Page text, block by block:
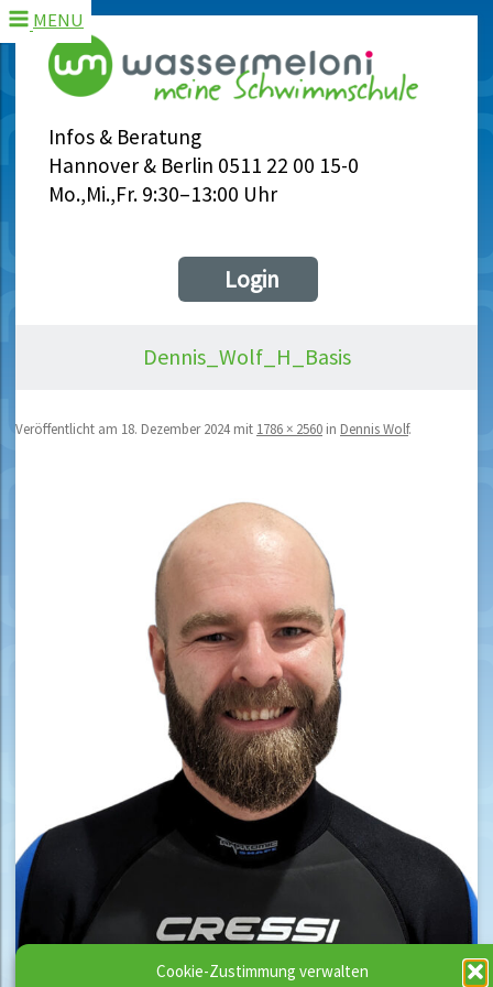
Cookie-Zustimmung verwalten
Infos & Beratung
Hannover & Berlin 0511 22 00 15-0
Mo.,Mi.,Fr. 9:30–13:00 Uhr
MENU
Login
Dennis_Wolf_H_Basis
Veröffentlicht am 18. Dezember 2024 mit 1786 × 2560 in Dennis Wolf.